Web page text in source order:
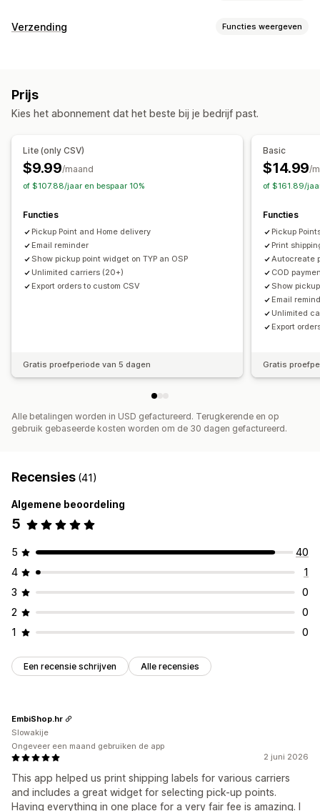
Bezorgopties
Ter plaatse
Tracking in realtime
Verzending Functies weergeven
Douaneformulieren
Meerdere talen Vervoerdersselectie
Synchronisatie van bestellingen
Tracking in realtime
E-mailmeldingen
Prijs
Kies het abonnement dat het beste bij je bedrijf past.
Lite (only CSV)
$9.99/maand
of $107.88/jaar en bespaar 10%
Functies
Pickup Point and Home delivery
Email reminder
Show pickup point widget on TYP an OSP
Unlimited carriers (20+)
Export orders to custom CSV
Gratis proefperiode van 5 dagen
Basic
$14.99/
of $161.89/
Functies
Pickup
Print
Autocreate
COD
Show
Email
Unlimited
Export
Gratis
Alle betalingen worden in USD gefactureerd. Terugkerende en op
gebruik gebaseerde kosten worden om de 30 dagen gefactureerd.
Recensies (41)
Algemene beoordeling
5
5
40
4
1
3
0
2
0
1
0
Een recensie schrijven Alle recensies
2 juni 2026
This app helped us print shipping labels for various carriers
and includes a great widget for selecting pick-up points.
Having everything in one place for a very fair fee is amazing. I
EmbiShop.hr
Slowakije
Ongeveer een maand gebruiken de app